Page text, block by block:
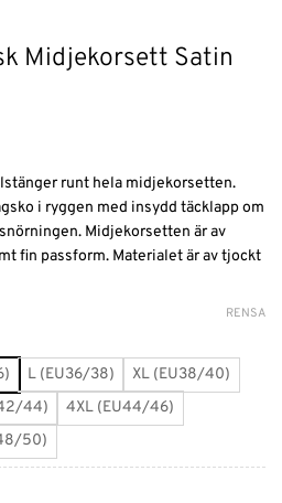
Midjekorsett Satin
runt hela midjekorsetten.
i ryggen med insydd täcklapp om
Midjekorsetten är av
fin passform. Materialet är av tjockt
L (EU36/38)
XL (EU38/40)
44)
4XL (EU44/46)
50)
RENSA
Satin mängd